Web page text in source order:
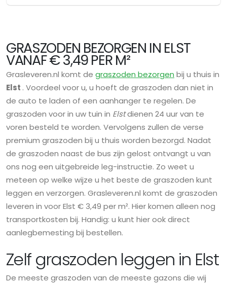
GRASZODEN BEZORGEN IN ELST
VANAF € 3,49 PER M²
Grasleveren.nl komt de graszoden bezorgen bij u thuis in
Elst . Voordeel voor u, u hoeft de graszoden dan niet in
de auto te laden of een aanhanger te regelen. De
graszoden voor in uw tuin in Elstdienen 24 uur van te
voren besteld te worden. Vervolgens zullen de verse
premium graszoden bij u thuis worden bezorgd. Nadat
de graszoden naast de bus zijn gelost ontvangt u van
ons nog een uitgebreide leg-instructie. Zo weet u
meteen op welke wijze u het beste de graszoden kunt
leggen en verzorgen. Grasleveren.nl komt de graszoden
leveren in voor Elst € 3,49 per m². Hier komen alleen nog
transportkosten bij. Handig: u kunt hier ook direct
aanlegbemesting bij bestellen.
Zelf graszoden leggen in Elst
De meeste graszoden van de meeste gazons die wij